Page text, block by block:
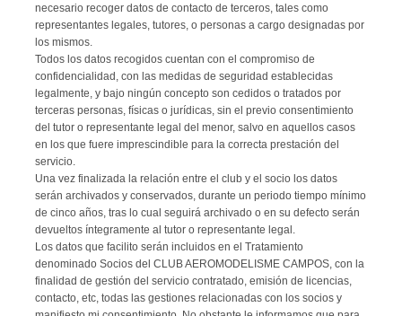
necesario recoger datos de contacto de terceros, tales como
representantes legales, tutores, o personas a cargo designadas por
los mismos.
Todos los datos recogidos cuentan con el compromiso de
confidencialidad, con las medidas de seguridad establecidas
legalmente, y bajo ningún concepto son cedidos o tratados por
terceras personas, físicas o jurídicas, sin el previo consentimiento
del tutor o representante legal del menor, salvo en aquellos casos
en los que fuere imprescindible para la correcta prestación del
servicio.
Una vez finalizada la relación entre el club y el socio los datos
serán archivados y conservados, durante un periodo tiempo mínimo
de cinco años, tras lo cual seguirá archivado o en su defecto serán
devueltos íntegramente al tutor o representante legal.
Los datos que facilito serán incluidos en el Tratamiento
denominado Socios del CLUB AEROMODELISME CAMPOS, con la
finalidad de gestión del servicio contratado, emisión de licencias,
contacto, etc, todas las gestiones relacionadas con los socios y